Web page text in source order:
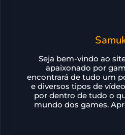
Seja bem-vindo ao
apaixonado por
encontrará de tudo um
e diversos tipos de
por dentro de tudo o
mundo dos games.